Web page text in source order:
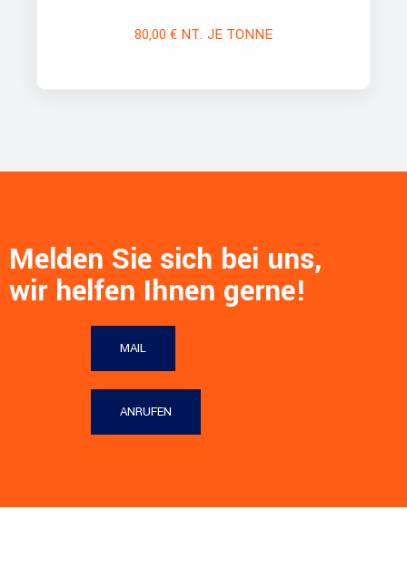
80,00 € NT. JE TONNE
Melden Sie sich bei uns,
wir helfen Ihnen gerne!
MAIL
ANRUFEN